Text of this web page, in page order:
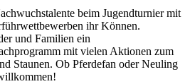
beim Jugendturnier mit
ihr Können.
und Familien ein
mit vielen Aktionen zum
Staunen. Ob Pferdefan oder Neuling